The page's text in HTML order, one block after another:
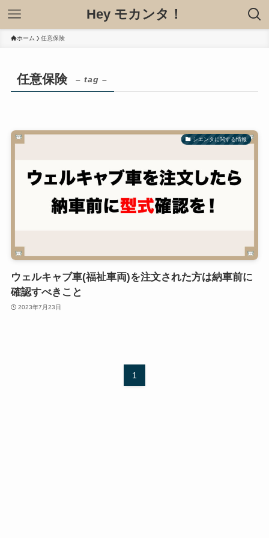
Hey モカンタ！
ホーム 任意保険
任意保険 – tag –
シエンタに関する情報
ウェルキャブ車(福祉車両)を注文された方は納車前に
確認すべきこと
2023年7月23日
1